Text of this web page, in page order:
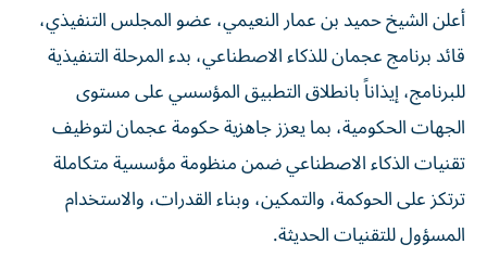
أعلن الشيخ حميد بن عمار النعيمي، عضو المجلس التنفيذي،
قائد برنامج عجمان للذكاء الاصطناعي، بدء المرحلة التنفيذية
للبرنامج، إيذاناً بانطلاق التطبيق المؤسسي على مستوى
الجهات الحكومية، بما يعزز جاهزية حكومة عجمان لتوظيف
تقنيات الذكاء الاصطناعي ضمن منظومة مؤسسية متكاملة
ترتكز على الحوكمة، والتمكين، وبناء القدرات، والاستخدام
المسؤول للتقنيات الحديثة.